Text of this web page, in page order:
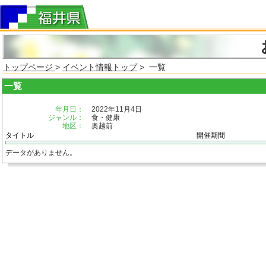
トップページ > イベント情報トップ> 一覧
一覧
年月日：
2022年11月4日
ジャンル：
食・健康
地区：
奥越前
タイトル
開催期間
データがありません。